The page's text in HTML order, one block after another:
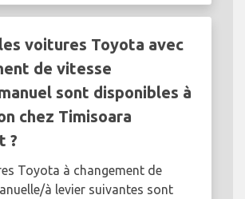
voitures Toyota avec
de vitesse
sont disponibles à
chez Timisoara
?
Toyota à changement de
à levier suivantes sont